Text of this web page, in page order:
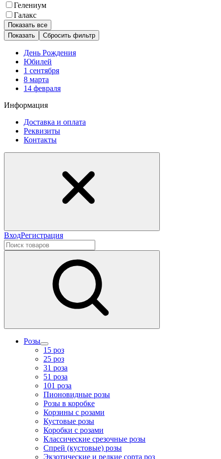
Гелениум
Галакс
Показать все
Сбросить фильтр
День Рождения
Юбилей
1 сентября
8 марта
14 февраля
Информация
Доставка и оплата
Реквизиты
Контакты
ВходРегистрация
Розы
15 роз
25 роз
31 роза
51 роза
101 роза
Пионовидные розы
Розы в коробке
Корзины с розами
Кустовые розы
Коробки с розами
Классические срезочные розы
Спрей (кустовые) розы
Экзотические и редкие сорта роз